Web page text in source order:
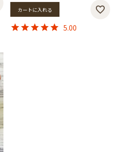
カートに入れる
5.00